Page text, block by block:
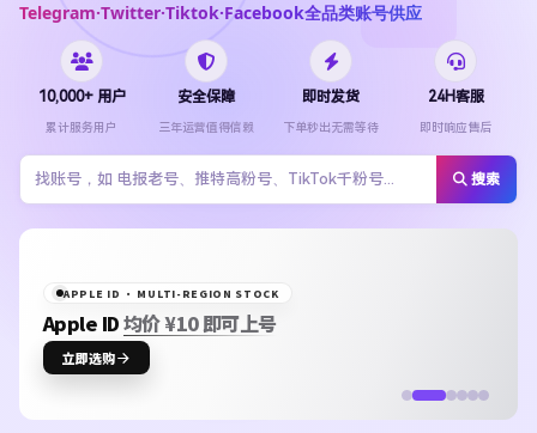
Telegram·Twitter·Tiktok·Facebook全品类账号供应
10,000+ 用户
累计服务用户
安全保障
三年运营值得信赖
即时发货
下单秒出无需等待
24H客服
即时响应售后
搜索
APPLE ID · MULTI-REGION STOCK
Apple ID均价 ¥10 即可上号
立即选购